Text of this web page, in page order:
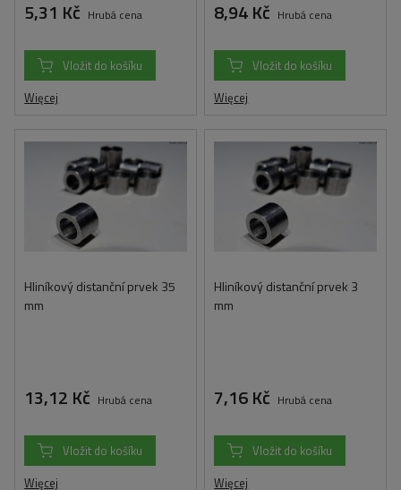
5,31 Kč Hrubá cena
Vložit do košíku
Więcej
8,94 Kč Hrubá cena
Vložit do košíku
Więcej
Hliníkový distanční prvek 35
mm
13,12 Kč Hrubá cena
Vložit do košíku
Więcej
Hliníkový distanční prvek 3
mm
7,16 Kč Hrubá cena
Vložit do košíku
Więcej